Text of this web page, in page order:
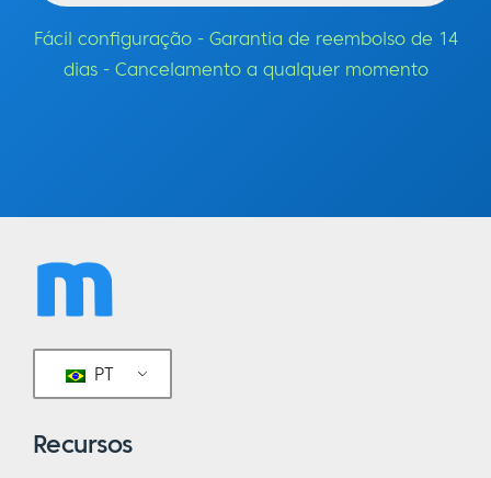
Fácil configuração - Garantia de reembolso de 14
dias - Cancelamento a qualquer momento
PT
Recursos